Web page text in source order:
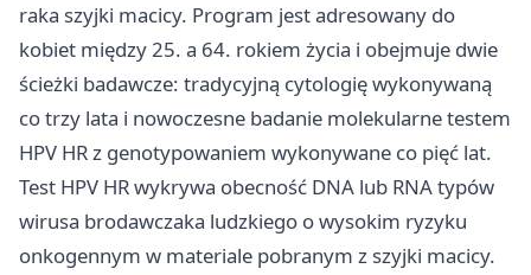
raka szyjki macicy. Program jest adresowany do
kobiet między 25. a 64. rokiem życia i obejmuje dwie
ścieżki badawcze: tradycyjną cytologię wykonywaną
co trzy lata i nowoczesne badanie molekularne testem
HPV HR z genotypowaniem wykonywane co pięć lat.
Test HPV HR wykrywa obecność DNA lub RNA typów
wirusa brodawczaka ludzkiego o wysokim ryzyku
onkogennym w materiale pobranym z szyjki macicy.